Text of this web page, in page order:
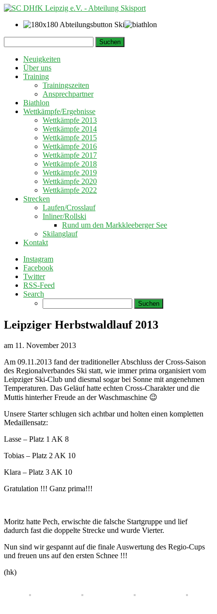
zum
Inhalt
nach:
Neuigkeiten
Über uns
Training
Trainingszeiten
Ansprechpartner
Biathlon
Wettkämpfe/Ergebnisse
Wettkämpfe 2013
Wettkämpfe 2014
Wettkämpfe 2015
Wettkämpfe 2016
Wettkämpfe 2017
Wettkämpfe 2018
Wettkämpfe 2019
Wettkämpfe 2020
Wettkämpfe 2022
Strecken
Laufen/Crosslauf
Inliner/Rollski
Rund um den Markkleeberger See
Skilanglauf
Kontakt
Instagram
Facebook
Twitter
RSS-Feed
Search
nach:
Leipziger Herbstwaldlauf 2013
am 11. November 2013
Am 09.11.2013 fand der traditioneller Abschluss der Cross-Saison
des Regionalverbandes Ski statt, wie immer prima organisiert vom
Leipziger Ski-Club und diesmal sogar bei Sonne mit angenehmen
Temperaturen. Das Geläuf hatte echten Cross-Charakter und die
Muttis hinterher Freude an der Waschmaschine 😉
Unsere Starter schlugen sich achtbar und holten einen kompletten
Medaillensatz:
Lasse – Platz 1 AK 8
Tobias – Platz 2 AK 10
Klara – Platz 3 AK 10
Gratulation !!! Ganz prima!!!
Moritz hatte Pech, erwischte die falsche Startgruppe und lief
dadurch fast die doppelte Strecke und wurde Vierter.
Nun sind wir gespannt auf die finale Auswertung des Regio-Cups
und freuen uns auf den ersten Schnee !!!
(hk)